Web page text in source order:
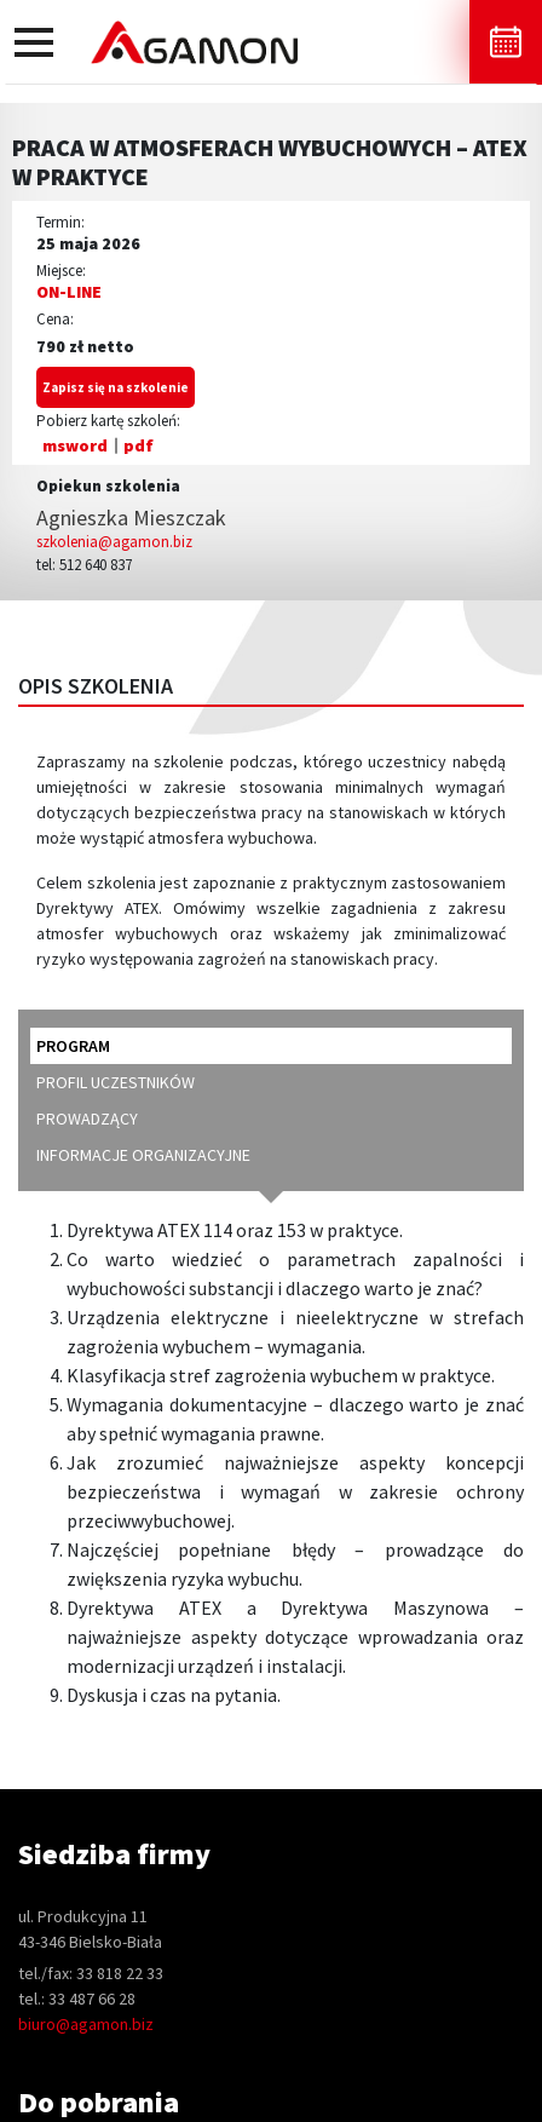
toggle
navigation
PRACA W ATMOSFERACH WYBUCHOWYCH – ATEX
W PRAKTYCE
Termin:
25 maja 2026
Miejsce:
ON-LINE
Cena:
790 zł netto
Zapisz się na szkolenie
Pobierz kartę szkoleń:
msword pdf
Opiekun szkolenia
Agnieszka Mieszczak
szkolenia@agamon.biz
tel: 512 640 837
OPIS SZKOLENIA
Zapraszamy na szkolenie podczas, którego uczestnicy nabędą
umiejętności w zakresie stosowania minimalnych wymagań
dotyczących bezpieczeństwa pracy na stanowiskach w których
może wystąpić atmosfera wybuchowa.
Celem szkolenia jest zapoznanie z praktycznym zastosowaniem
Dyrektywy ATEX. Omówimy wszelkie zagadnienia z zakresu
atmosfer wybuchowych oraz wskażemy jak zminimalizować
ryzyko występowania zagrożeń na stanowiskach pracy.
PROGRAM
PROFIL UCZESTNIKÓW
PROWADZĄCY
INFORMACJE ORGANIZACYJNE
Dyrektywa ATEX 114 oraz 153 w praktyce.
Co warto wiedzieć o parametrach zapalności i
wybuchowości substancji i dlaczego warto je znać?
Urządzenia elektryczne i nieelektryczne w strefach
zagrożenia wybuchem – wymagania.
Klasyfikacja stref zagrożenia wybuchem w praktyce.
Wymagania dokumentacyjne – dlaczego warto je znać
aby spełnić wymagania prawne.
Jak zrozumieć najważniejsze aspekty koncepcji
bezpieczeństwa i wymagań w zakresie ochrony
przeciwwybuchowej.
Najczęściej popełniane błędy – prowadzące do
zwiększenia ryzyka wybuchu.
Dyrektywa ATEX a Dyrektywa Maszynowa –
najważniejsze aspekty dotyczące wprowadzania oraz
modernizacji urządzeń i instalacji.
Dyskusja i czas na pytania.
Siedziba firmy
ul. Produkcyjna 11
43-346 Bielsko-Biała
tel./fax: 33 818 22 33
tel.: 33 487 66 28
biuro@agamon.biz
Do pobrania